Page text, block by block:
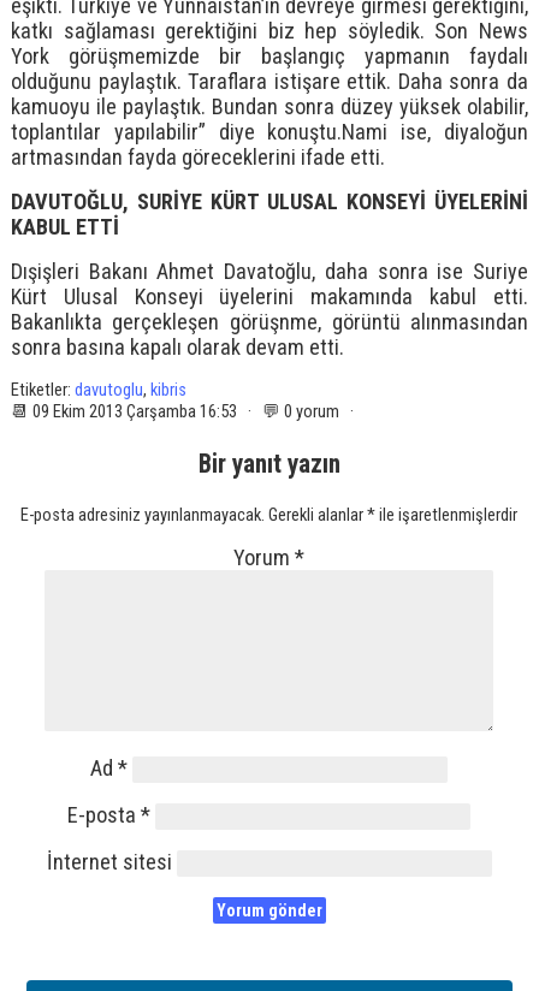
eşikti. Türkiye ve Yunnaistan’ın devreye girmesi gerektiğini,
katkı sağlaması gerektiğini biz hep söyledik. Son News
York görüşmemizde bir başlangıç yapmanın faydalı
olduğunu paylaştık. Taraflara istişare ettik. Daha sonra da
kamuoyu ile paylaştık. Bundan sonra düzey yüksek olabilir,
toplantılar yapılabilir” diye konuştu.Nami ise, diyaloğun
artmasından fayda göreceklerini ifade etti.
DAVUTOĞLU, SURİYE KÜRT ULUSAL KONSEYİ ÜYELERİNİ
KABUL ETTİ
Dışişleri Bakanı Ahmet Davatoğlu, daha sonra ise Suriye
Kürt Ulusal Konseyi üyelerini makamında kabul etti.
Bakanlıkta gerçekleşen görüşnme, görüntü alınmasından
sonra basına kapalı olarak devam etti.
Etiketler: davutoglu, kibris
📆 09 Ekim 2013 Çarşamba 16:53 · 💬 0 yorum ·
Bir yanıt yazın
E-posta adresiniz yayınlanmayacak. Gerekli alanlar*ile işaretlenmişlerdir
Yorum*
Ad*
E-posta*
İnternet sitesi